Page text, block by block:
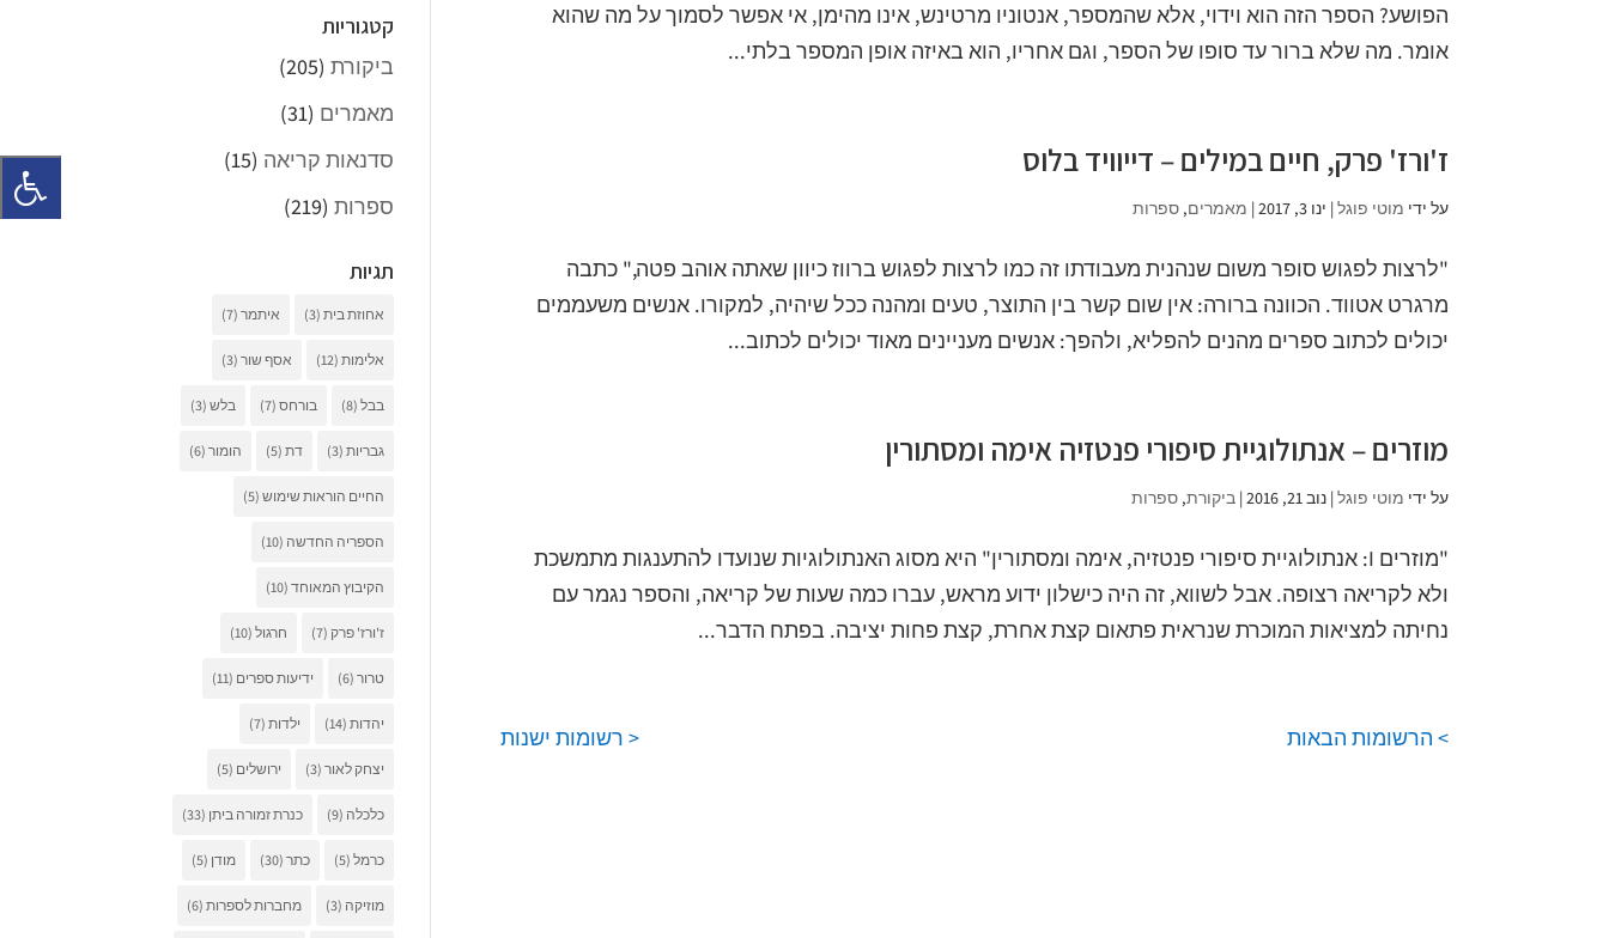
הפושע? הספר הזה הוא וידוי, אלא שהמספר, אנטוניו מרטינש, אינו מהימן, אי אפשר לסמוך על מה שהוא
אומר. מה שלא ברור עד סופו של הספר, וגם אחריו, הוא באיזה אופן המספר בלתי...
ז'ורז' פרק, חיים במילים – דייוויד בלוס
על ידי מוטי פוגל| ינו 3, 2017 | מאמרים,ספרות
"לרצות לפגוש סופר משום שנהנית מעבודתו זה כמו לרצות לפגוש ברווז כיוון שאתה אוהב פטה," כתבה
מרגרט אטווד. הכוונה ברורה: אין שום קשר בין התוצר, טעים ומהנה ככל שיהיה, למקורו. אנשים משעממים
יכולים לכתוב ספרים מהנים להפליא, ולהפך: אנשים מעניינים מאוד יכולים לכתוב...
מוזרים – אנתולוגיית סיפורי פנטזיה אימה ומסתורין
על ידי מוטי פוגל|נוב 21, 2016 |ביקורת,ספרות
"מוזרים I: אנתולוגיית סיפורי פנטזיה, אימה ומסתורין" היא מסוג האנתולוגיות שנועדו להתענגות מתמשכת
ולא לקריאה רצופה. אבל לשווא, זה היה כישלון ידוע מראש, עברו כמה שעות של קריאה, והספר נגמר עם
נחיתה למציאות המוכרת שנראית פתאום קצת אחרת, קצת פחות יציבה. בפתח הדבר...
< רשומות ישנות > הרשומות הבאות
קטגוריות
ביקורת (205)
מאמרים (31)
סדנאות קריאה (15)
ספרות (219)
תגיות
אחוזת בית (3) איתמר (7)
אלימות (12) אסף שור (3)
בבל (8) בורחס (7) בלש (3)
גבריות (3) דת (5) הומור (6)
החיים הוראות שימוש (5)
הספריה החדשה (10)
הקיבוץ המאוחד (10)
ז'ורז' פרק (7) חרגול (10)
טרור (6) ידיעות ספרים (11)
יהדות (14) ילדות (7)
יצחק לאור (3) ירושלים (5)
כלכלה (9) כנרת זמורה ביתן (33)
כרמל (5) כתר (30) מודן (5)
מוזיקה (3) מחברות לספרות (6)